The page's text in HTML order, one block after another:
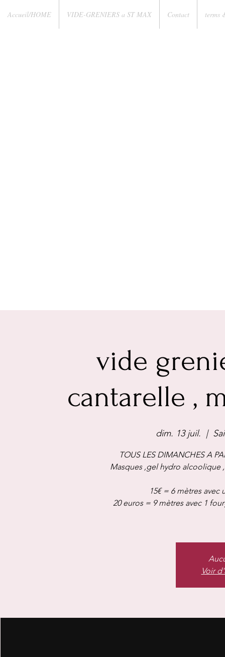
Accueil/HOME VIDE-GRENIERS a ST MAX Contact terms
vide
cantarelle ,
dim. 13 juil.
  |
TOUS LES DIMANCHES A
Masques ,gel hydro alcoolique
15€ = 6 mètres
20 euros = 9 mètres avec 1
Voir